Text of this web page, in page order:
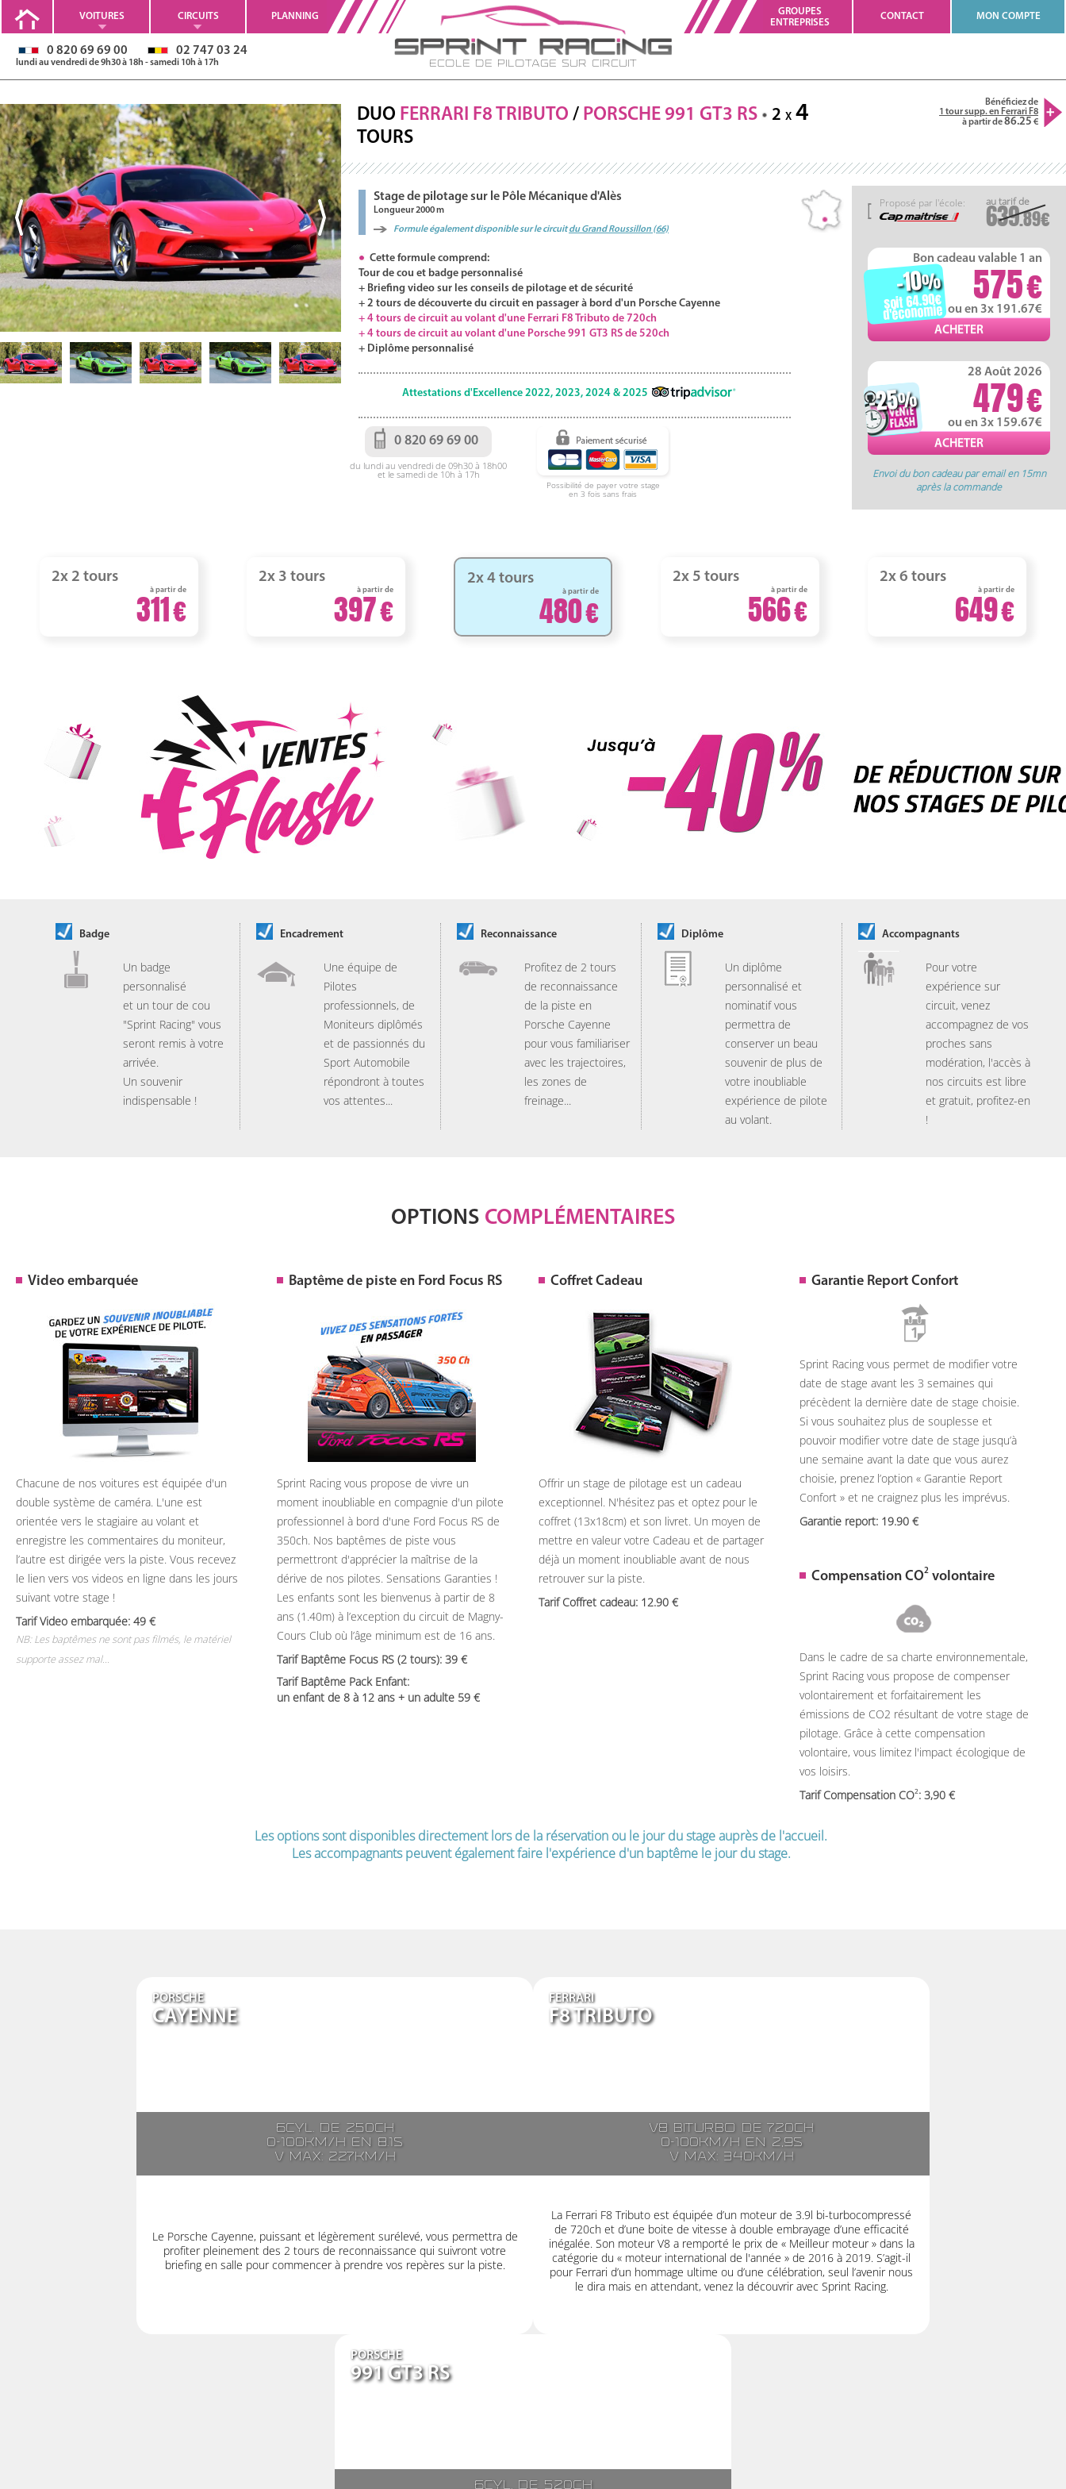
Ecole de Pilotage sur Circuit
VOITURES CIRCUITS PLANNING
GROUPES
ENTREPRISES
CONTACT MON COMPTE
0 820 69 69 00 02 747 03 24
lundi au vendredi de 9h30 à 18h - samedi 10h à 17h
Bénéficiez de
1 tour supp. en Ferrari F8
à partir de86.25
DUO FERRARI F8 TRIBUTO / PORSCHE 991 GT3 RS 2 X 4
TOURS
639.89
Proposé par l'école:
Bon cadeau valable 1 an
575
ou en 3x 191.67
-10%
soit 64.90
d'économie
28 Août 2026
479
ou en 3x 159.67
-25%
Envoi du bon cadeau par email en 15mn
après la commande
Stage de pilotage sur le Pôle Mécanique d'Alès
Longueur 2000 m
Formule également disponible sur le circuitdu Grand Roussillon (66)
Cette formule comprend:
Tour de cou et badge personnalisé
+ Briefing video sur les conseils de pilotage et de sécurité
+ 2 tours de découverte du circuit en passager à bord d'un Porsche Cayenne
+ 4 tours de circuit au volant d'une Ferrari F8 Tributo de 720ch
+ 4 tours de circuit au volant d'une Porsche 991 GT3 RS de 520ch
+ Diplôme personnalisé
Attestations d'Excellence 2022, 2023, 2024 & 2025
0 820 69 69 00
du lundi au vendredi de 09h30 à 18h00
et le samedi de 10h à 17h
Possibilité de payer votre stage
en 3 fois sans frais
2x 2 tours
à partir de
311
2x 3 tours
à partir de
397
2x 4 tours
à partir de
480
2x 5 tours
à partir de
566
2x 6 tours
à partir de
649
Badge
Un badge
personnalisé
et un tour de cou
"Sprint Racing" vous
seront remis à votre
arrivée.
Un souvenir
indispensable !
Encadrement
Une équipe de
Pilotes
professionnels, de
Moniteurs diplômés
et de passionnés du
Sport Automobile
répondront à toutes
vos attentes...
Reconnaissance
Profitez de 2 tours
de reconnaissance
de la piste en
Porsche Cayenne
pour vous familiariser
avec les trajectoires,
les zones de
freinage...
Diplôme
Un diplôme
personnalisé et
nominatif vous
permettra de
conserver un beau
souvenir de plus de
votre inoubliable
expérience de pilote
au volant.
Accompagnants
Pour votre
expérience sur
circuit, venez
accompagnez de vos
proches sans
modération, l'accès à
nos circuits est libre
et gratuit, profitez-en
!
OPTIONS COMPLÉMENTAIRES
Video embarquée
Chacune de nos voitures est équipée d'un
double système de caméra. L'une est
orientée vers le stagiaire au volant et
enregistre les commentaires du moniteur,
l’autre est dirigée vers la piste. Vous recevez
le lien vers vos videos en ligne dans les jours
suivant votre stage !
Tarif Video embarquée: 49
NB: Les baptêmes ne sont pas filmés, le matériel
supporte assez mal...
Baptême de piste en Ford Focus RS
Sprint Racing vous propose de vivre un
moment inoubliable en compagnie d'un pilote
professionnel à bord d'une Ford Focus RS de
350ch. Nos baptêmes de piste vous
permettront d'apprécier la maîtrise de la
dérive de nos pilotes. Sensations Garanties !
Les enfants sont les bienvenus à partir de 8
ans (1.40m) à l’exception du circuit de Magny-
Cours Club où l’âge minimum est de 16 ans.
Tarif Baptême Focus RS (2 tours): 39
Tarif Baptême Pack Enfant:
un enfant de 8 à 12 ans + un adulte 59
Coffret Cadeau
Offrir un stage de pilotage est un cadeau
exceptionnel. N'hésitez pas et optez pour le
coffret (13x18cm) et son livret. Un moyen de
mettre en valeur votre Cadeau et de partager
déjà un moment inoubliable avant de nous
retrouver sur la piste.
Tarif Coffret cadeau: 12.90
Garantie Report Confort
Sprint Racing vous permet de modifier votre
date de stage avant les 3 semaines qui
précèdent la dernière date de stage choisie.
Si vous souhaitez plus de souplesse et
pouvoir modifier votre date de stage jusqu’à
une semaine avant la date que vous aurez
choisie, prenez l’option « Garantie Report
Confort » et ne craignez plus les imprévus.
Garantie report: 19.90
Compensation CO2volontaire
Dans le cadre de sa charte environnementale,
Sprint Racing vous propose de compenser
volontairement et forfaitairement les
émissions de CO2 résultant de votre stage de
pilotage. Grâce à cette compensation
volontaire, vous limitez l'impact écologique de
vos loisirs.
Tarif Compensation CO2: 3,90
Les options sont disponibles directement lors de la réservation ou le jour du stage auprès de l'accueil.
Les accompagnants peuvent également faire l'expérience d'un baptême le jour du stage.
PORSCHE
CAYENNE
6cyl. de 250ch
0-100km/h en 8.1s
V max: 227km/h
Le Porsche Cayenne, puissant et légèrement surélevé, vous permettra de
profiter pleinement des 2 tours de reconnaissance qui suivront votre
briefing en salle pour commencer à prendre vos repères sur la piste.
FERRARI
F8 TRIBUTO
V8 biturbo de 720ch
0-100km/h en 2,9s
V max: 340km/h
La Ferrari F8 Tributo est équipée d’un moteur de 3.9l bi-turbocompressé
de 720ch et d’une boite de vitesse à double embrayage d’une efficacité
inégalée. Son moteur V8 a remporté le prix de « Meilleur moteur » dans la
catégorie du « moteur international de l'année » de 2016 à 2019. S’agit-il
pour Ferrari d’un hommage ultime ou d’une célébration, seul l’avenir nous
le dira mais en attendant, venez la découvrir avec Sprint Racing.
PORSCHE
991 GT3 RS
6cyl. de 520ch